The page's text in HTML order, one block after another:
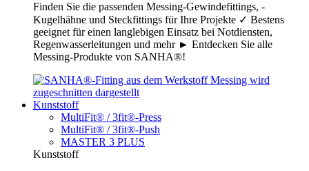
Finden Sie die passenden Messing-Gewindefittings, -
Kugelhähne und Steckfittings für Ihre Projekte ✓ Bestens
geeignet für einen langlebigen Einsatz bei Notdiensten,
Regenwasserleitungen und mehr ► Entdecken Sie alle
Messing-Produkte von SANHA®!
Kunststoff
MultiFit® / 3fit®-Press
MultiFit® / 3fit®-Push
MASTER 3 PLUS
Kunststoff